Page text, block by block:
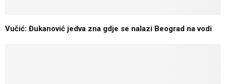
Vučić: Đukanović jedva zna gdje se nalazi Beograd na vodi